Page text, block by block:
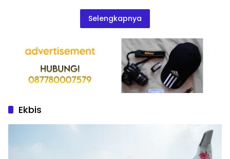
Selengkapnya
Ekbis